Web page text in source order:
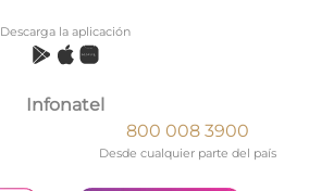
Descarga la aplicación
Infonatel
800 008 3900
Desde cualquier parte del país